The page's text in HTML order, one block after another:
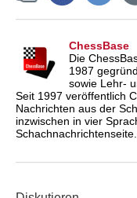
ChessBase
Die
1987
sowie Lehr-
Seit 1997 veröffentlich
Nachrichten aus der
inzwischen in vier
Schachnachrichtenseite.